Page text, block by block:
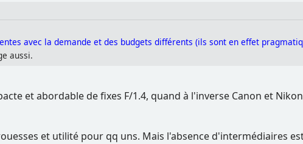
avec la demande et des budgets différents (ils sont en effet
aussi.
et abordable de fixes F/1.4, quand à l'inverse Canon et
et utilité pour qq uns. Mais l'absence d'intermédiaires